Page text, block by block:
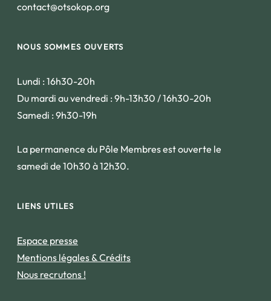
contact@otsokop.org
NOUS SOMMES OUVERTS
Lundi : 16h30-20h
Du mardi au vendredi : 9h-13h30 / 16h30-20h
Samedi : 9h30-19h
La permanence du Pôle Membres est ouverte le
samedi de 10h30 à 12h30.
LIENS UTILES
Espace presse
Mentions légales & Crédits
Nous recrutons !